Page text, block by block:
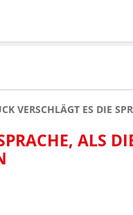
VERSCHLÄGT ES DIE
ALS